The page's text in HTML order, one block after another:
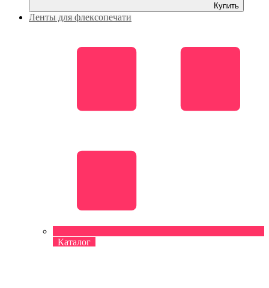
Купить
Ленты для флексопечати
Каталог